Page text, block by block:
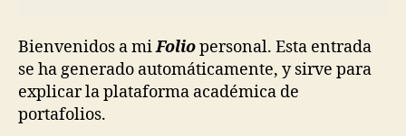
Bienvenidos a miFoliopersonal. Esta entrada
se ha generado automáticamente, y sirve para
explicar la plataforma académica de
portafolios.